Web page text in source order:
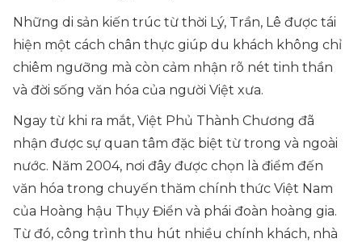
Những di sản kiến trúc từ thời Lý, Trần, Lê được tái
hiện một cách chân thực giúp du khách không chỉ
chiêm ngưỡng mà còn cảm nhận rõ nét tinh thần
và đời sống văn hóa của người Việt xưa.
Ngay từ khi ra mắt, Việt Phủ Thành Chương đã
nhận được sự quan tâm đặc biệt từ trong và ngoài
nước. Năm 2004, nơi đây được chọn là điểm đến
văn hóa trong chuyến thăm chính thức Việt Nam
của Hoàng hậu Thụy Điển và phái đoàn hoàng gia.
Từ đó, công trình thu hút nhiều chính khách, nhà